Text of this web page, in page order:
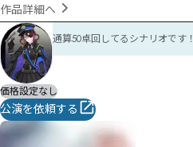
作品詳細へ
通算50卓回してるシナリオです！
価格設定なし
公演を依頼する